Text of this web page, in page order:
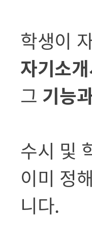
학생이
자기소
그 기능
수시 및
이미 정
니다.